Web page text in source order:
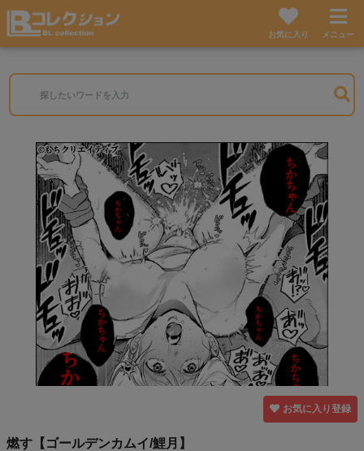
お気に入り メニュー
お気に入り登録
燃す【ゴールデンカムイ/鯉月】